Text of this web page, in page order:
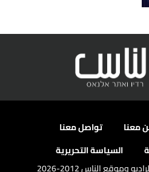
معنا
تواصل معنا
السياسة التحريرية
الناس 2012-2026